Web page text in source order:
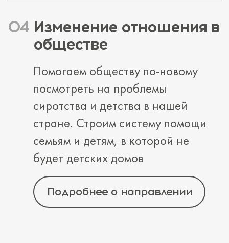
Изменение отношения в
обществе
Помогаем обществу по-новому
посмотреть на проблемы
сиротства и детства в нашей
стране. Строим систему помощи
семьям и детям, в которой не
будет детских домов
Подробнее о направлении